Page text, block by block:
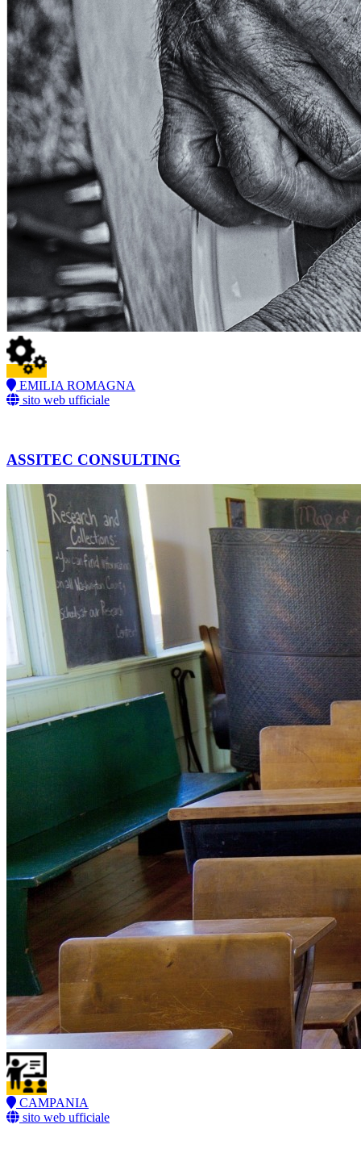
EMILIA ROMAGNA
sito web ufficiale
ASSITEC CONSULTING
CAMPANIA
sito web ufficiale